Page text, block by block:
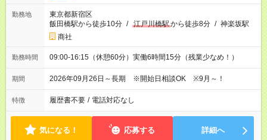
勤務地
東京都新宿区
飯田橋駅から徒歩10分 / 江戸川橋駅から徒歩8分 / 神楽坂駅
商社
勤務時間 09:00-16:15（休憩60分）実働6時間15分（残業少なめ！）
期間 2026年09月26日～長期 ※開始日相談OK ※9月～！
特徴 履歴書不要 / 電話対応なし
気になる！ 応募する 詳細へ